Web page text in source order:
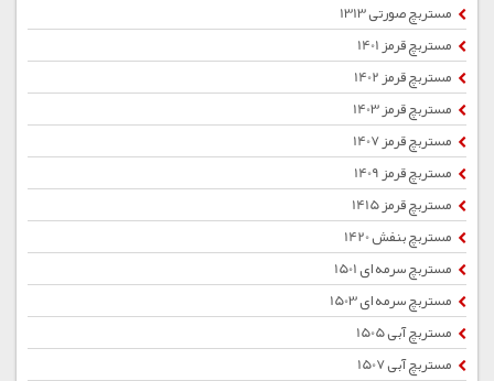
مستربچ صورتی 1313
مستربچ قرمز 1401
مستربچ قرمز 1402
مستربچ قرمز 1403
مستربچ قرمز 1407
مستربچ قرمز 1409
مستربچ قرمز 1415
مستربچ بنفش 1420
مستربچ سرمه ای 1501
مستربچ سرمه ای 1503
مستربچ آبی 1505
مستربچ آبی 1507